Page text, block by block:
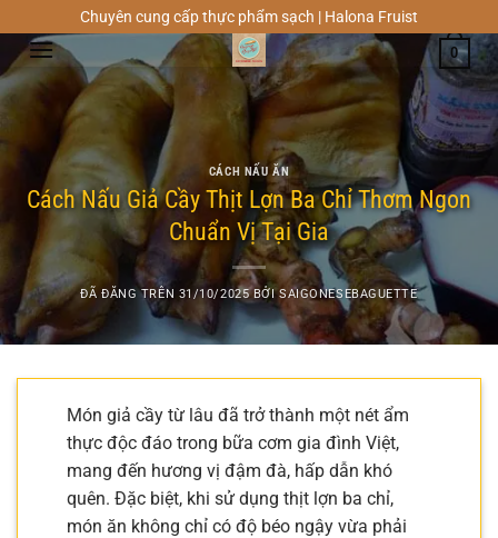
đến
nội
dung
Chuyên cung cấp thực phẩm sạch | Halona Fruist
0
CÁCH NẤU ĂN
Cách Nấu Giả Cầy Thịt Lợn Ba Chỉ Thơm Ngon
Chuẩn Vị Tại Gia
ĐÃ ĐĂNG TRÊN 31/10/2025 BỞISAIGONESEBAGUETTE
Món giả cầy từ lâu đã trở thành một nét ẩm
thực độc đáo trong bữa cơm gia đình Việt,
mang đến hương vị đậm đà, hấp dẫn khó
quên. Đặc biệt, khi sử dụng thịt lợn ba chỉ,
món ăn không chỉ có độ béo ngậy vừa phải